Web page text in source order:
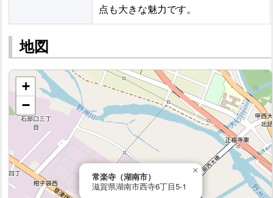
点も大きな魅力です。
地図
常楽寺（湖南市）
滋賀県湖南市西寺6丁目5-1
×
+
−